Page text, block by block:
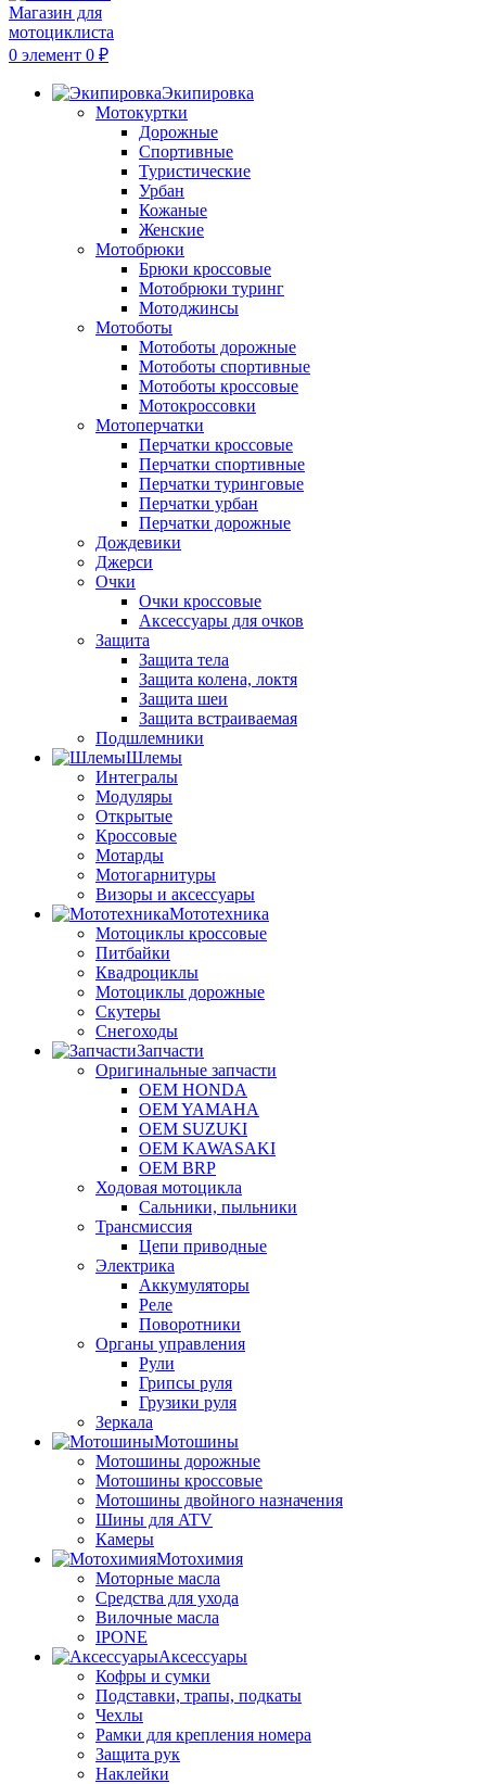
0 элемент 0 ₽
Экипировка
Мотокуртки
Дорожные
Спортивные
Туристические
Урбан
Кожаные
Женские
Мотобрюки
Брюки кроссовые
Мотобрюки туринг
Мотоджинсы
Мотоботы
Мотоботы дорожные
Мотоботы спортивные
Мотоботы кроссовые
Мотокроссовки
Мотоперчатки
Перчатки кроссовые
Перчатки спортивные
Перчатки туринговые
Перчатки урбан
Перчатки дорожные
Дождевики
Джерси
Очки
Очки кроссовые
Аксессуары для очков
Защита
Защита тела
Защита колена, локтя
Защита шеи
Защита встраиваемая
Подшлемники
Шлемы
Интегралы
Модуляры
Открытые
Кроссовые
Мотарды
Мотогарнитуры
Визоры и аксессуары
Мототехника
Мотоциклы кроссовые
Питбайки
Квадроциклы
Мотоциклы дорожные
Скутеры
Снегоходы
Запчасти
Оригинальные запчасти
OEM HONDA
OEM YAMAHA
OEM SUZUKI
OEM KAWASAKI
OEM BRP
Ходовая мотоцикла
Сальники, пыльники
Трансмиссия
Цепи приводные
Электрика
Аккумуляторы
Реле
Поворотники
Органы управления
Рули
Грипсы руля
Грузики руля
Зеркала
Мотошины
Мотошины дорожные
Мотошины кроссовые
Мотошины двойного назначения
Шины для ATV
Камеры
Мотохимия
Моторные масла
Средства для ухода
Вилочные масла
IPONE
Аксессуары
Кофры и сумки
Подставки, трапы, подкаты
Чехлы
Рамки для крепления номера
Защита рук
Наклейки